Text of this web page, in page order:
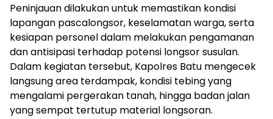
Peninjauan dilakukan untuk memastikan kondisi
lapangan pascalongsor, keselamatan warga, serta
kesiapan personel dalam melakukan pengamanan
dan antisipasi terhadap potensi longsor susulan.
Dalam kegiatan tersebut, Kapolres Batu mengecek
langsung area terdampak, kondisi tebing yang
mengalami pergerakan tanah, hingga badan jalan
yang sempat tertutup material longsoran.